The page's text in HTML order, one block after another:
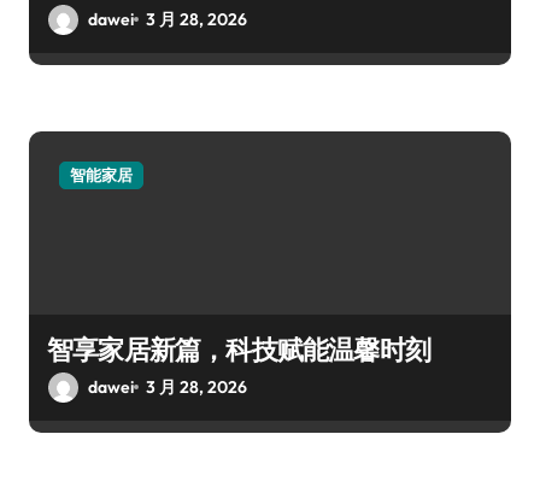
dawei 3 月 28, 2026
智能家居
智享家居新篇，科技赋能温馨时刻
dawei 3 月 28, 2026